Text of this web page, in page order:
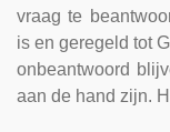
vraag te
is en geregeld tot
onbeantwoord
aan de hand zijn.